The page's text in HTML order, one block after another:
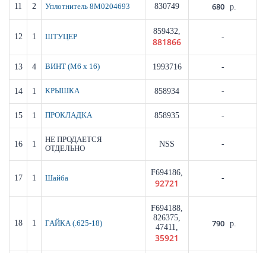
11 2 Уплотнитель 8M0204693 830749 680 р.
12 1 ШТУЦЕР
859432,
881866 -
13 4 ВИНТ (M6 x 16) 1993716 -
14 1 КРЫШКА 858934 -
15 1 ПРОКЛАДКА 858935 -
16 1
НЕ ПРОДАЕТСЯ
ОТДЕЛЬНО
NSS -
17 1 Шайба
F694186,
92721 -
18 1 ГАЙКА (.625-18)
F694188,
826375,
47411,
35921
790 р.